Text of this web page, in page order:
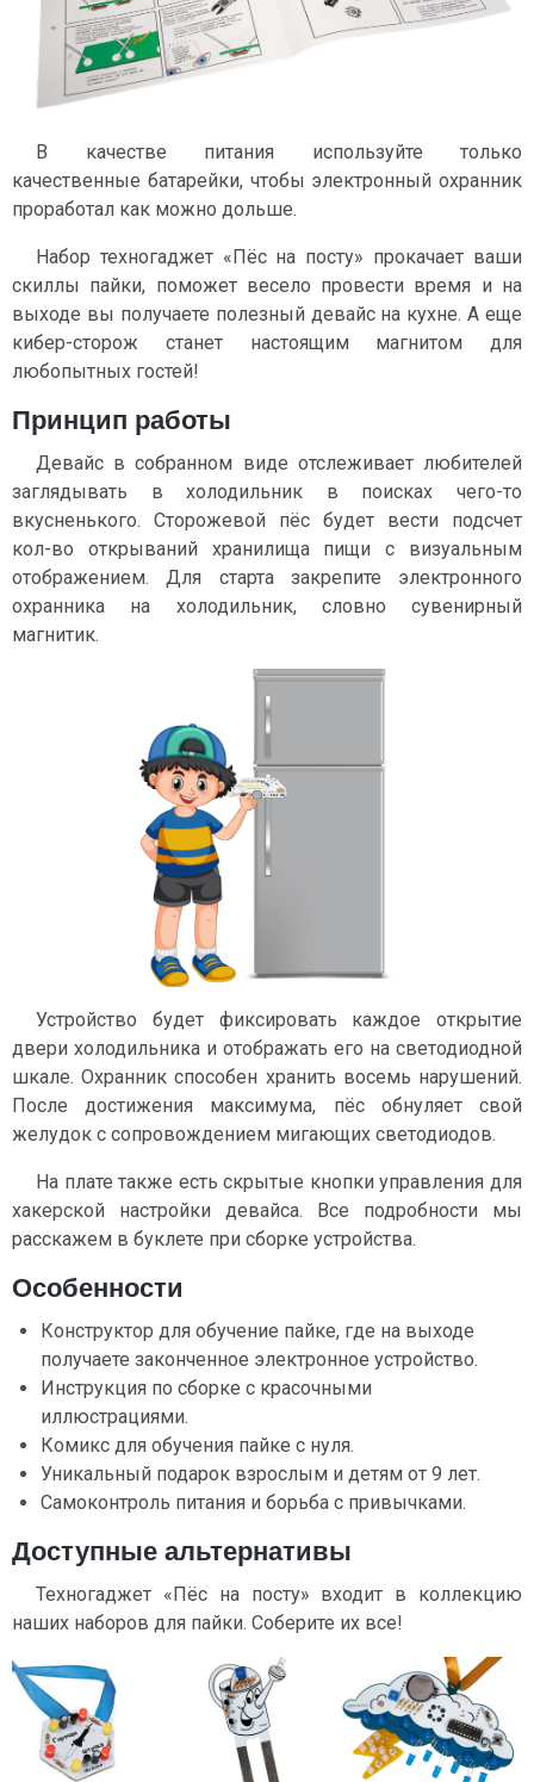
В качестве питания используйте только
качественные батарейки, чтобы электронный охранник
проработал как можно дольше.
Набор техногаджет «Пёс на посту» прокачает ваши
скиллы пайки, поможет весело провести время и на
выходе вы получаете полезный девайс на кухне. А еще
кибер-сторож станет настоящим магнитом для
любопытных гостей!
Принцип работы
Девайс в собранном виде отслеживает любителей
заглядывать в холодильник в поисках чего-то
вкусненького. Сторожевой пёс будет вести подсчет
кол-во открываний хранилища пищи с визуальным
отображением. Для старта закрепите электронного
охранника на холодильник, словно сувенирный
магнитик.
Устройство будет фиксировать каждое открытие
двери холодильника и отображать его на светодиодной
шкале. Охранник способен хранить восемь нарушений.
После достижения максимума, пёс обнуляет свой
желудок с сопровождением мигающих светодиодов.
На плате также есть скрытые кнопки управления для
хакерской настройки девайса. Все подробности мы
расскажем в буклете при сборке устройства.
Особенности
Конструктор для обучение пайке, где на выходе
получаете законченное электронное устройство.
Инструкция по сборке с красочными
иллюстрациями.
Комикс для обучения пайке с нуля.
Уникальный подарок взрослым и детям от 9 лет.
Самоконтроль питания и борьба с привычками.
Доступные альтернативы
Техногаджет «Пёс на посту» входит в коллекцию
наших наборов для пайки. Соберите их все!